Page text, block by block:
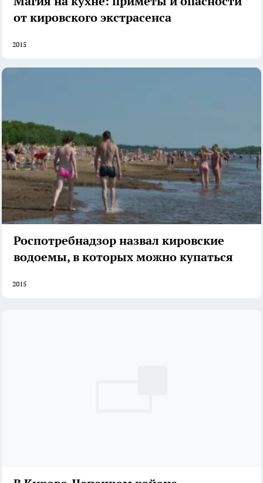
от кировского экстрасенса
2015
Роспотребнадзор назвал кировские
водоемы, в которых можно купаться
2015